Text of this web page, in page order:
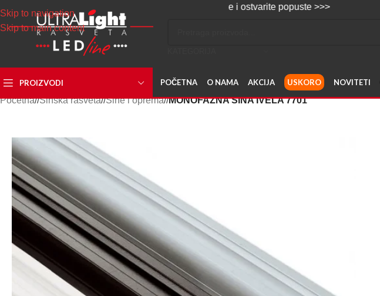
Skip to navigation
Skip to main content
Napravite svoj nalog, sakupljajte poene i ostvarite popuste >>>
PROIZVODI POČETNA O NAMA AKCIJA USKORO NOVITETI
Početna/ Šinska rasveta/ Šine i oprema/ MONOFAZNA ŠINA IVELA 7701